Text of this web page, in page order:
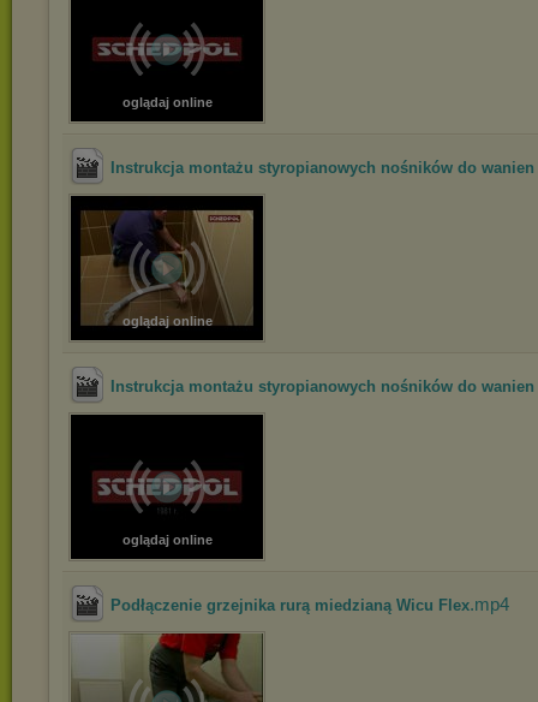
oglądaj online
Instrukcja montażu styropianowych nośników do
oglądaj online
Instrukcja montażu styropianowych nośników do
oglądaj online
Podłączenie grzejnika rurą miedzianą Wicu Flex.mp4